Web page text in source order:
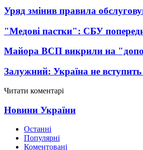
Уряд змінив правила
"Медові пастки": СБУ
Майора ВСП викрили на
Залужний: Україна не
Читати коментарі
Новини України
Останні
Популярні
Коментовані